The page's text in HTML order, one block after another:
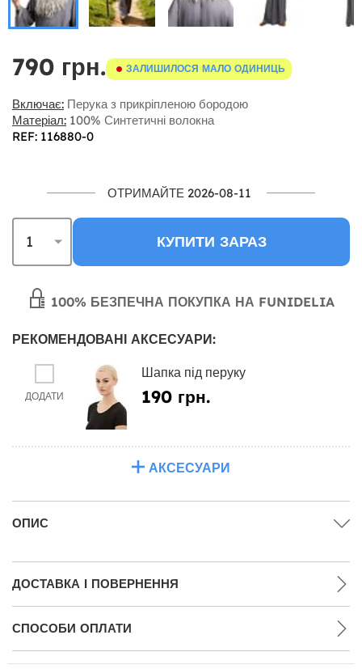
790 грн. ЗАЛИШИЛОСЯ МАЛО ОДИНИЦЬ
Включає: Перука з прикріпленою бородою
Матеріал: 100% Синтетичні волокна
REF: 116880-0
ОТРИМАЙТЕ 2026-08-11
КУПИТИ ЗАРАЗ
100% БЕЗПЕЧНА ПОКУПКА НА FUNIDELIA
РЕКОМЕНДОВАНІ АКСЕСУАРИ:
ДОДАТИ
Шапка під перуку
190 грн.
АКСЕСУАРИ
ОПИС
ДОСТАВКА І ПОВЕРНЕННЯ
СПОСОБИ ОПЛАТИ